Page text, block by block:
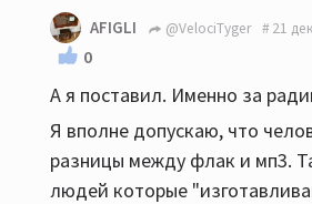
AFIGLI @VelociTyger 21
0
А я поставил. Именно за
Я вполне допускаю, что
разницы между флак и мп3.
людей которые